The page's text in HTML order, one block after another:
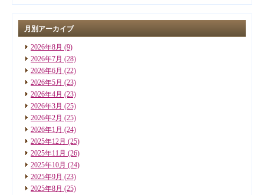
月別アーカイブ
2026年8月 (9)
2026年7月 (28)
2026年6月 (22)
2026年5月 (23)
2026年4月 (23)
2026年3月 (25)
2026年2月 (25)
2026年1月 (24)
2025年12月 (25)
2025年11月 (26)
2025年10月 (24)
2025年9月 (23)
2025年8月 (25)